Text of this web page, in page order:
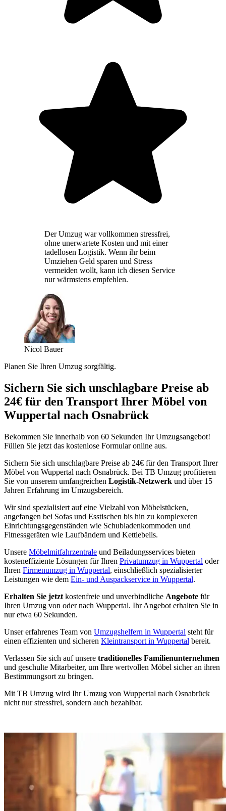
Der Umzug war vollkommen stressfrei,
ohne unerwartete Kosten und mit einer
tadellosen Logistik. Wenn ihr beim
Umziehen Geld sparen und Stress
vermeiden wollt, kann ich diesen Service
nur wärmstens empfehlen.
Nicol Bauer
Planen Sie Ihren Umzug sorgfältig.
Sichern Sie sich unschlagbare Preise ab
24€ für den Transport Ihrer Möbel von
Wuppertal nach Osnabrück
Bekommen Sie innerhalb von 60 Sekunden Ihr Umzugsangebot!
Füllen Sie jetzt das kostenlose Formular online aus.
Sichern Sie sich unschlagbare Preise ab 24€ für den Transport Ihrer
Möbel von Wuppertal nach Osnabrück. Bei TB Umzug profitieren
Sie von unserem umfangreichen Logistik-Netzwerk und über 15
Jahren Erfahrung im Umzugsbereich.
Wir sind spezialisiert auf eine Vielzahl von Möbelstücken,
angefangen bei Sofas und Esstischen bis hin zu komplexeren
Einrichtungsgegenständen wie Schubladenkommoden und
Fitnessgeräten wie Laufbändern und Kettlebells.
Unsere Möbelmitfahrzentrale und Beiladungsservices bieten
kosteneffiziente Lösungen für Ihren Privatumzug in Wuppertal oder
Ihren Firmenumzug in Wuppertal, einschließlich spezialisierter
Leistungen wie dem Ein- und Auspackservice in Wuppertal.
Erhalten Sie jetzt kostenfreie und unverbindliche Angebote für
Ihren Umzug von oder nach Wuppertal. Ihr Angebot erhalten Sie in
nur etwa 60 Sekunden.
Unser erfahrenes Team von Umzugshelfern in Wuppertal steht für
einen effizienten und sicheren Kleintransport in Wuppertal bereit.
Verlassen Sie sich auf unsere traditionelles Familienunternehmen
und geschulte Mitarbeiter, um Ihre wertvollen Möbel sicher an ihren
Bestimmungsort zu bringen.
Mit TB Umzug wird Ihr Umzug von Wuppertal nach Osnabrück
nicht nur stressfrei, sondern auch bezahlbar.